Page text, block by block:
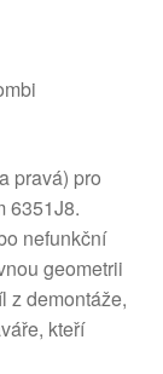
pravá) pro
6351J8.
nefunkční
geometrii
z demontáže,
kteří